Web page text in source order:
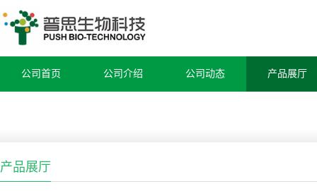
公司首页 公司介绍 公司动态 产品展厅
产品展厅